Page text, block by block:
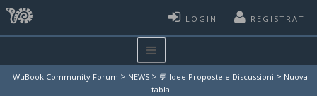
LOGIN REGISTRATI
WuBook Community Forum > NEWS > 💬 Idee Proposte e Discussioni > Nuova
tabla